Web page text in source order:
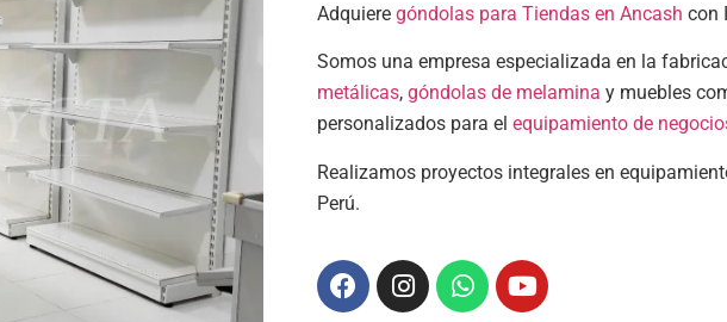
Adquiere góndolas para Tiendas en Ancash con
Somos una empresa especializada en la
metálicas, góndolas de melamina y muebles
personalizados para el equipamiento de
Realizamos proyectos integrales en
Perú.